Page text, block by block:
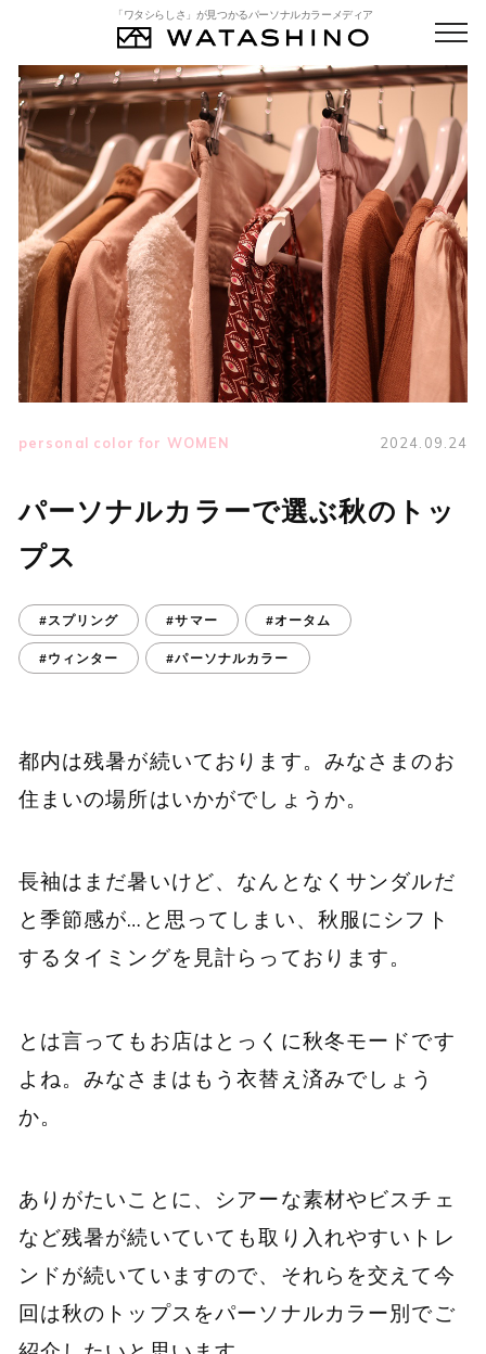
「ワタシらしさ」が見つかるパーソナルカラーメディア
personal color for WOMEN 2024.09.24
パーソナルカラーで選ぶ秋のトッ
プス
#スプリング #サマー #オータム
#ウィンター #パーソナルカラー
都内は残暑が続いております。みなさまのお
住まいの場所はいかがでしょうか。
長袖はまだ暑いけど、なんとなくサンダルだ
と季節感が…と思ってしまい、秋服にシフト
するタイミングを見計らっております。
とは言ってもお店はとっくに秋冬モードです
よね。みなさまはもう衣替え済みでしょう
か。
ありがたいことに、シアーな素材やビスチェ
など残暑が続いていても取り入れやすいトレ
ンドが続いていますので、それらを交えて今
回は秋のトップスをパーソナルカラー別でご